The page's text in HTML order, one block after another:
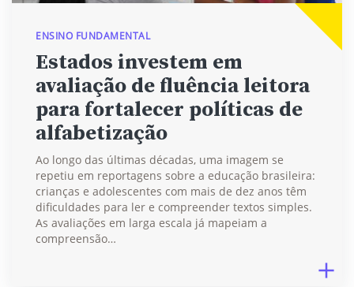
ENSINO FUNDAMENTAL
Estados investem em
avaliação de fluência leitora
para fortalecer políticas de
alfabetização
Ao longo das últimas décadas, uma imagem se
repetiu em reportagens sobre a educação brasileira:
crianças e adolescentes com mais de dez anos têm
dificuldades para ler e compreender textos simples.
As avaliações em larga escala já mapeiam a
compreensão…